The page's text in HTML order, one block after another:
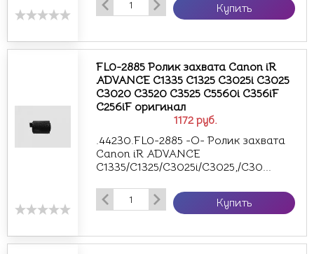
Купить
1172 руб.
FL0-2885 Ролик захвата Canon iR
ADVANCE C1335 C1325 C3025i C3025
C3020 C3520 C3525 C5560i C356iF
C256iF оригинал
.44230.FL0-2885 -О- Ролик захвата
Canon iR ADVANCE
C1335/C1325/C3025i/C3025,/C30...
Купить